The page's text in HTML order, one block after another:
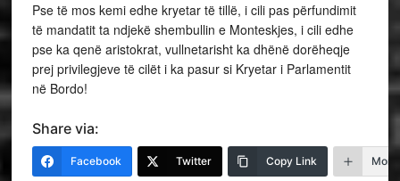
Pse të mos kemi edhe kryetar të tillë, i cili pas përfundimit
të mandatit ta ndjekë shembullin e Monteskjes, i cili edhe
pse ka qenë aristokrat, vullnetarisht ka dhënë dorëheqje
prej privilegjeve të cilët i ka pasur si Kryetar i Parlamentit
në Bordo!
Share via:
Facebook Twitter Copy Link More